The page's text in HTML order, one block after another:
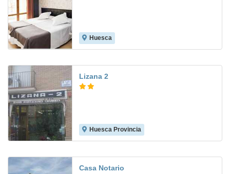
Huesca
Lizana 2
Huesca Provincia
Casa Notario